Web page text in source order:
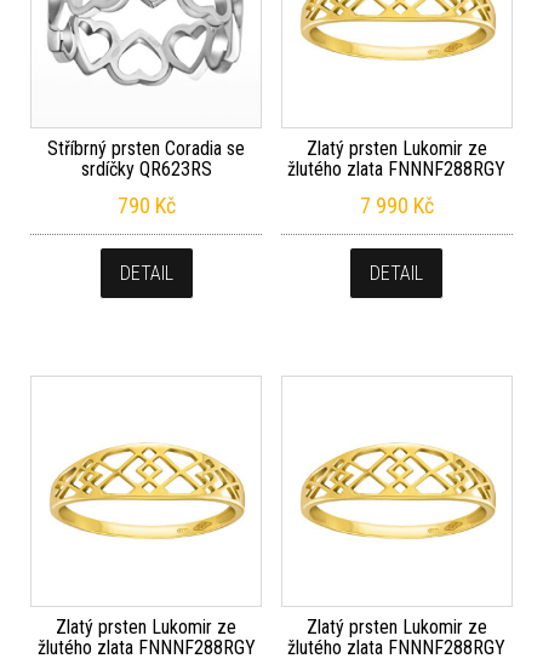
Stříbrný prsten Coradia se
srdíčky QR623RS
790 Kč
DETAIL
Zlatý prsten Lukomir ze
žlutého zlata FNNNF288RGY
7 990 Kč
DETAIL
Zlatý prsten Lukomir ze
žlutého zlata FNNNF288RGY
Zlatý prsten Lukomir ze
žlutého zlata FNNNF288RGY